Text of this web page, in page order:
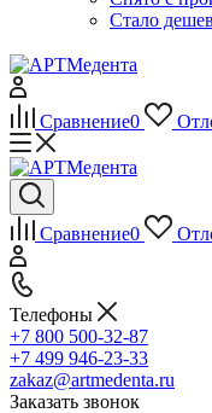
Стало
Сравнение0
Сравнение0
Телефоны
+7 800 500-32-87
+7 499 946-23-33
zakaz@artmedenta.ru
Заказать звонок